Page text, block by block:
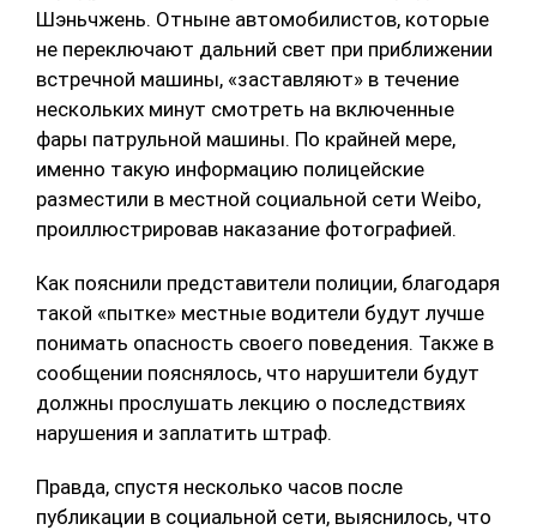
Шэньчжень. Отныне автомобилистов, которые
не переключают дальний свет при приближении
встречной машины, «заставляют» в течение
нескольких минут смотреть на включенные
фары патрульной машины. По крайней мере,
именно такую информацию полицейские
разместили в местной социальной сети Weibo,
проиллюстрировав наказание фотографией.
Как пояснили представители полиции, благодаря
такой «пытке» местные водители будут лучше
понимать опасность своего поведения. Также в
сообщении пояснялось, что нарушители будут
должны прослушать лекцию о последствиях
нарушения и заплатить штраф.
Правда, спустя несколько часов после
публикации в социальной сети, выяснилось, что